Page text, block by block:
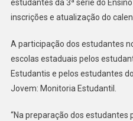
estudantes da 3ª série do
inscrições e atualização do
A participação dos estudantes
escolas estaduais pelos
Estudantis e pelos estudantes
Jovem: Monitoria Estudantil.
“Na preparação dos estudantes